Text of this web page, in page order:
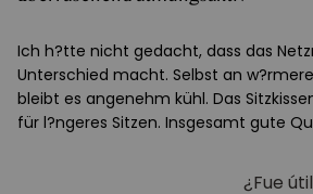
Ich h?tte nicht gedacht, dass das
Unterschied macht. Selbst an
bleibt es angenehm kühl. Das
für l?ngeres Sitzen. Insgesamt gute
¿Fue